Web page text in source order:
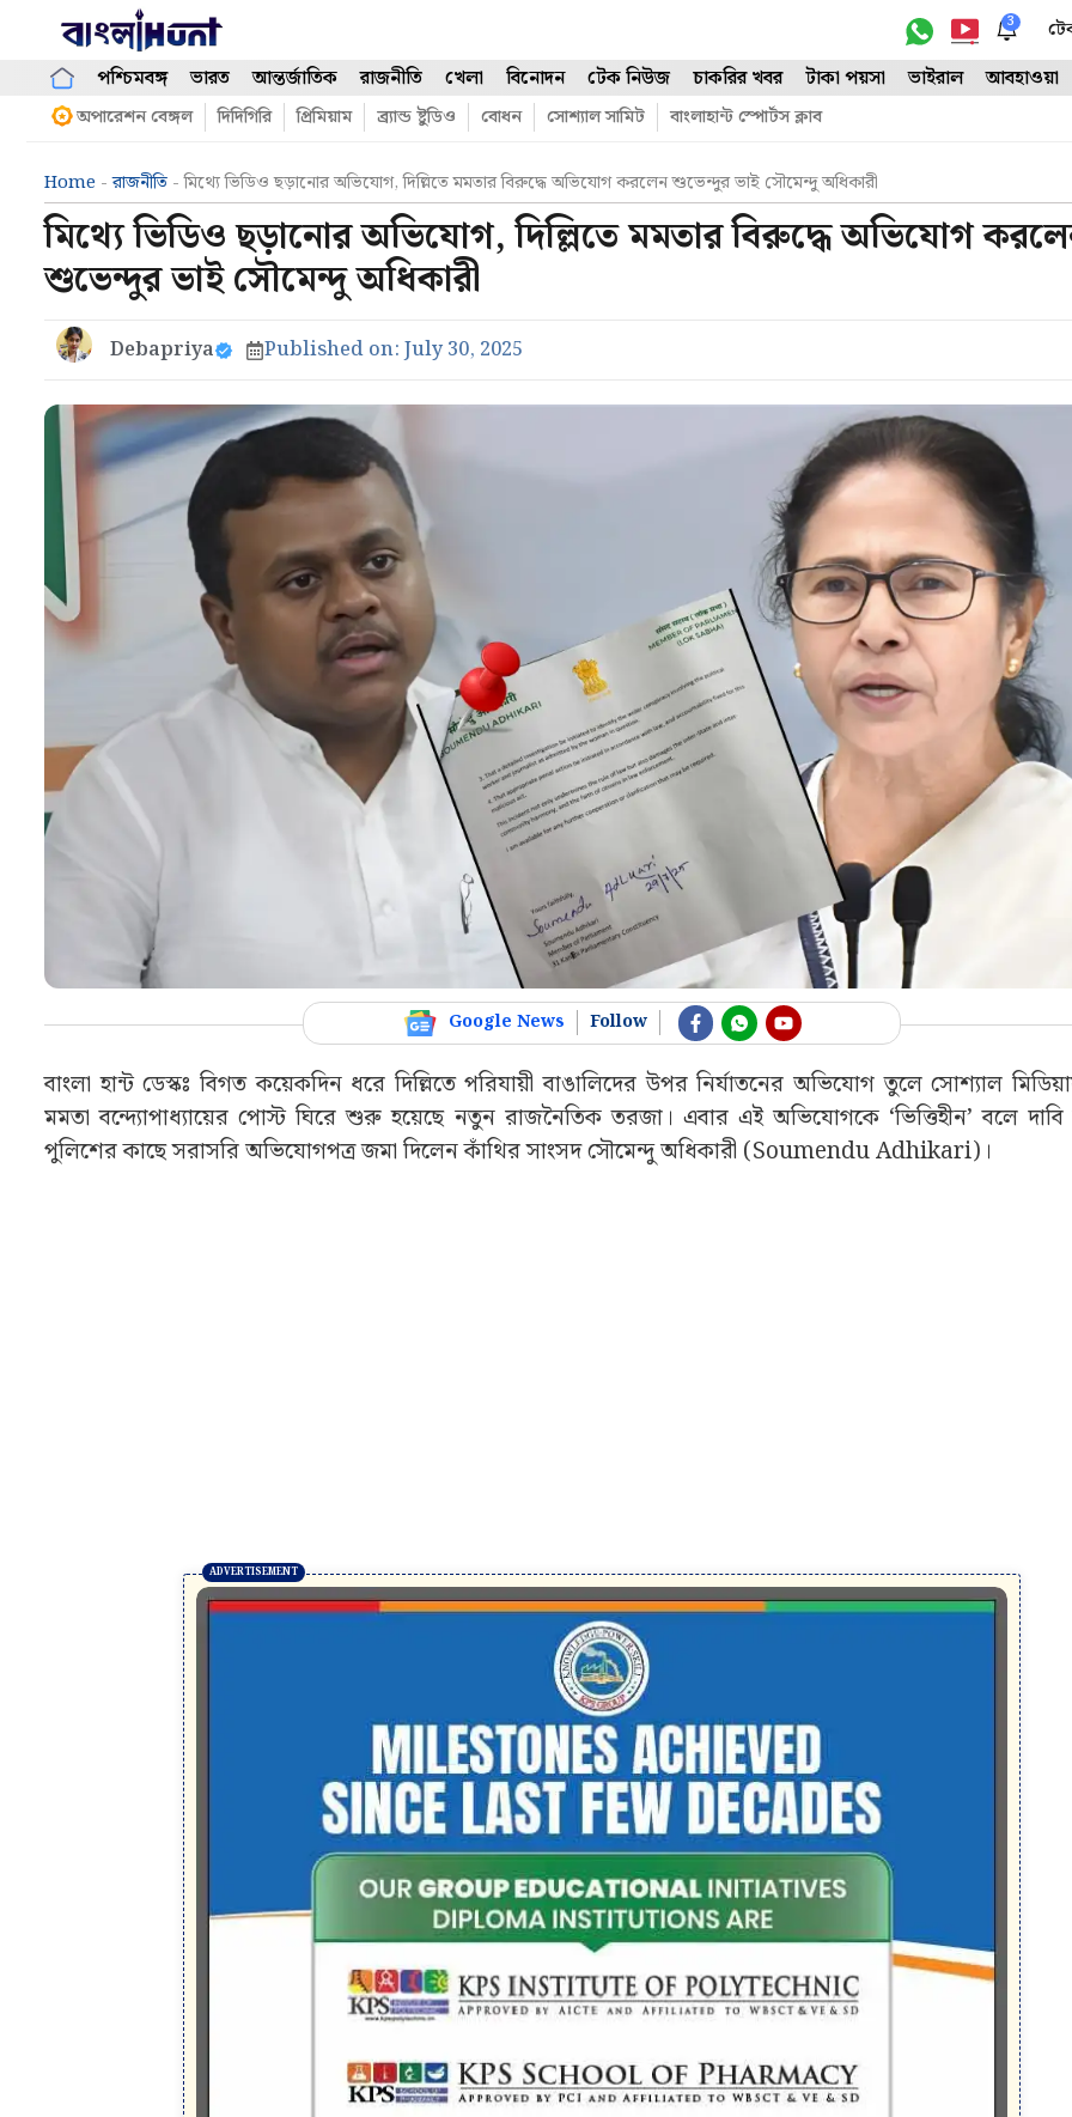
content
3
পশ্চিমবঙ্গ ভারত আন্তর্জাতিক রাজনীতি খেলা বিনোদন টেক নিউজ চাকরির খবর টাকা পয়সা ভাইরাল আবহাওয়া
অপারেশন বেঙ্গল দিদিগিরি প্রিমিয়াম ব্র্যান্ড ষ্টুডিও বোধন সোশ্যাল সামিট বাংলাহান্ট স্পোর্টস ক্লাব
Home -রাজনীতি -মিথ্যে ভিডিও ছড়ানোর অভিযোগ, দিল্লিতে মমতার বিরুদ্ধে অভিযোগ করলেন শুভেন্দুর ভাই সৌমেন্দু অধিকারী
মিথ্যে ভিডিও ছড়ানোর অভিযোগ, দিল্লিতে মমতার বিরুদ্ধে অভিযোগ
শুভেন্দুর ভাই সৌমেন্দু অধিকারী
Debapriya Published on: July 30, 2025
Google News Follow
বাংলা হান্ট ডেস্কঃ বিগত কয়েকদিন ধরে দিল্লিতে পরিযায়ী বাঙালিদের উপর নির্যাতনের অভিযোগ তুলে সোশ্যাল
মমতা বন্দ্যোপাধ্যায়ের পোস্ট ঘিরে শুরু হয়েছে নতুন রাজনৈতিক তরজা। এবার এই অভিযোগকে ‘ভিত্তিহীন’ বলে দাবি
পুলিশের কাছে সরাসরি অভিযোগপত্র জমা দিলেন কাঁথির সাংসদ সৌমেন্দু অধিকারী (Soumendu Adhikari)।